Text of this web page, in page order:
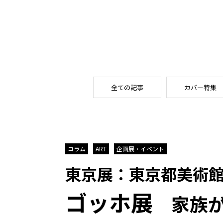
全ての記事 カバー特集
コラム ART 企画展・イベント
東京展：東京都美術
ゴッホ展 家族